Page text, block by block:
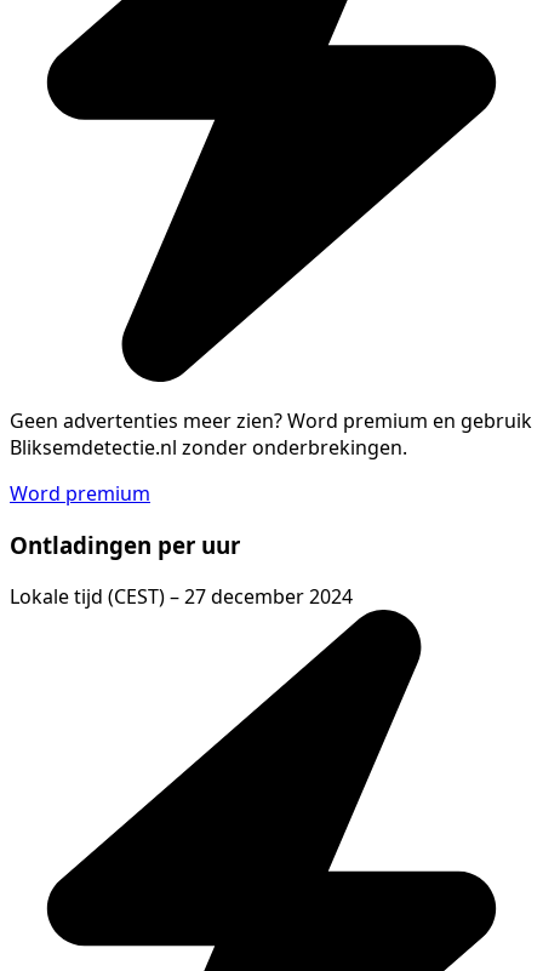
Geen advertenties meer zien?Word premium en gebruik
Bliksemdetectie.nl zonder onderbrekingen.
Word premium
Ontladingen per uur
Lokale tijd (CEST) – 27 december 2024